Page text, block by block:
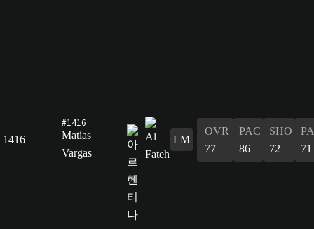
1416
#1416
Matías
Vargas
LM
OVR
77
PAC
86
SHO
72
71